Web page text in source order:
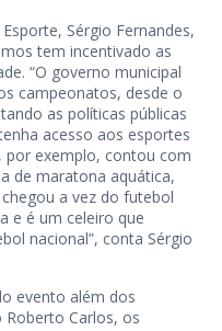
Sérgio Fernandes,
tem incentivado as
“O governo municipal
campeonatos, desde o
as políticas públicas
acesso aos esportes
por exemplo, contou com
de maratona aquática,
a vez do futebol
e é um celeiro que
nacional”, conta Sérgio
evento além dos
Carlos, os